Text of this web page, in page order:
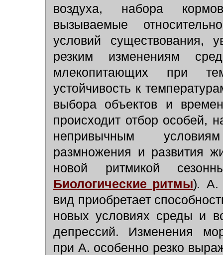
воздуха, набора
вызываемые
условий существования,
резким изменениям
млекопитающих при
устойчивость к
выбора объектов и
происходит отбор особей,
непривычным
размножения и развития
новой ритмикой
Биологические ритмы). А.
вид приобретает
новых условиях среды и
депрессий. Изменения
при А. особенно резко